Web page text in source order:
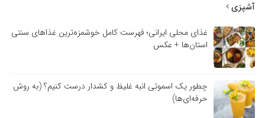
آشپزی
غذای محلی ایرانی؛ فهرست کامل خوشمزه‌ترین غذاهای سنتی
استان‌ها + عکس
چطور یک اسموتی انبه غلیظ و کشدار درست کنیم؟ (به روش
حرفه‌ای‌ها)